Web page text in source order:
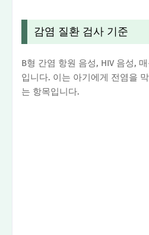
감염 질환 검사 기준
B형 간염 항원 음성, HIV 음성,
입니다. 이는 아기에게 전염을
는 항목입니다.